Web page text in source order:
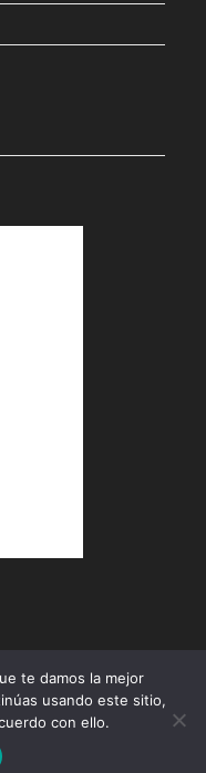
Términos y Condiciones
te damos la mejor
usando este sitio,
con ello.